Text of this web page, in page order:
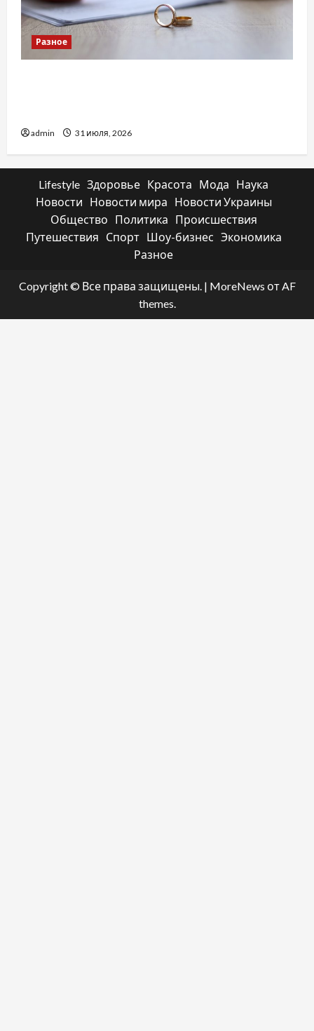
Разное
admin 31 июля, 2026
Lifestyle Здоровье Красота Мода
Наука
Новости
Новости мира
Новости Украины
Общество
Политика
Происшествия
Путешествия
Спорт Шоу-бизнес Экономика
Разное
Copyright © Все права защищены. | MoreNews от AF
themes.